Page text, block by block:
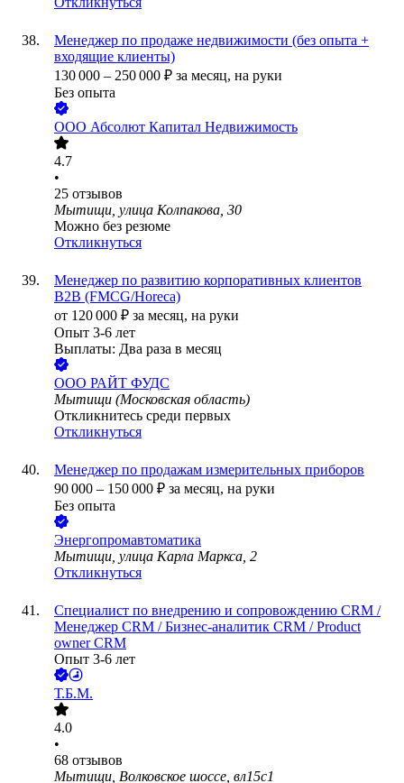
Менеджер по продаже недвижимости (без опыта +
входящие клиенты)
130 000 – 250 000 ₽ за месяц, на руки
Без опыта
ООО Абсолют Капитал Недвижимость
4.7
•
25 отзывов
Мытищи, улица Колпакова, 30
Можно без резюме
Откликнуться
Менеджер по развитию корпоративных клиентов
B2B (FMCG/Horeca)
от 120 000 ₽ за месяц, на руки
Опыт 3-6 лет
Выплаты: Два раза в месяц
ООО РАЙТ ФУДС
Мытищи (Московская область)
Откликнитесь среди первых
Откликнуться
Менеджер по продажам измерительных приборов
90 000 – 150 000 ₽ за месяц, на руки
Без опыта
Энергопромавтоматика
Мытищи, улица Карла Маркса, 2
Откликнуться
Специалист по внедрению и сопровождению CRM /
Менеджер CRM / Бизнес-аналитик CRM / Product
owner CRM
Опыт 3-6 лет
Т.Б.М.
4.0
•
68 отзывов
Мытищи, Волковское шоссе, вл15с1